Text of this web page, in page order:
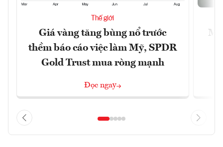
Thế giới
Giá vàng tăng bùng nổ trước
thềm báo cáo việc làm Mỹ, SPDR
Gold Trust mua ròng mạnh
Đọc ngay